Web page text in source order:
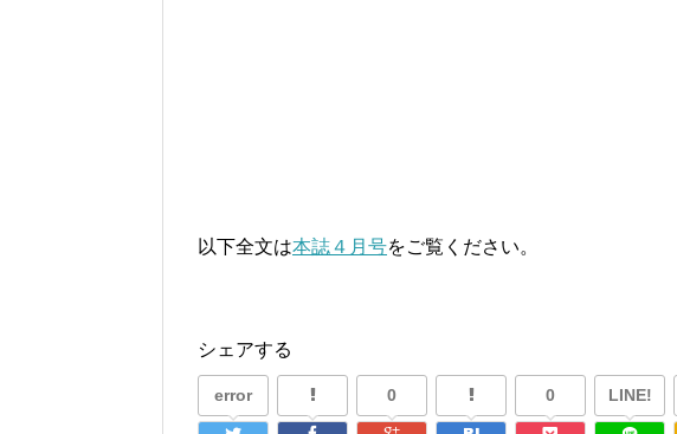
以下全文は本誌４月号をご覧ください。
シェアする
error 0 0 LINE!